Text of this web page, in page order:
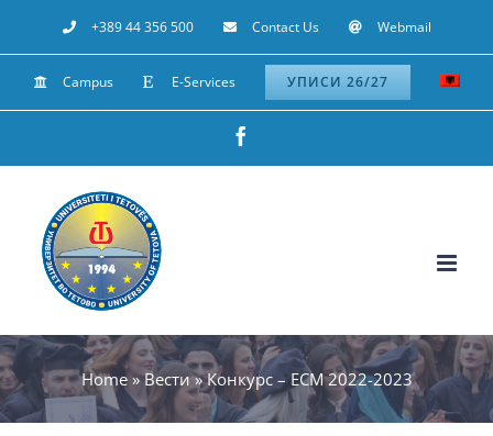
to
content
+389 44 356 500 Contact Us Webmail
Campus E-Services УПИСИ 26/27
Home»Вести»Конкурс – ЕСМ 2022-2023